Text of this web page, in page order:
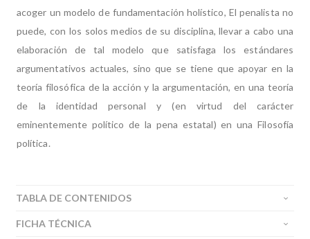
acoger un modelo de fundamentación holístico, El penalista no
puede, con los solos medios de su disciplina, llevar a cabo una
elaboración de tal modelo que satisfaga los estándares
argumentativos actuales, sino que se tiene que apoyar en la
teoría filosófica de la acción y la argumentación, en una teoría
de la identidad personal y (en virtud del carácter
eminentemente político de la pena estatal) en una Filosofía
política.
TABLA DE CONTENIDOS
FICHA TÉCNICA